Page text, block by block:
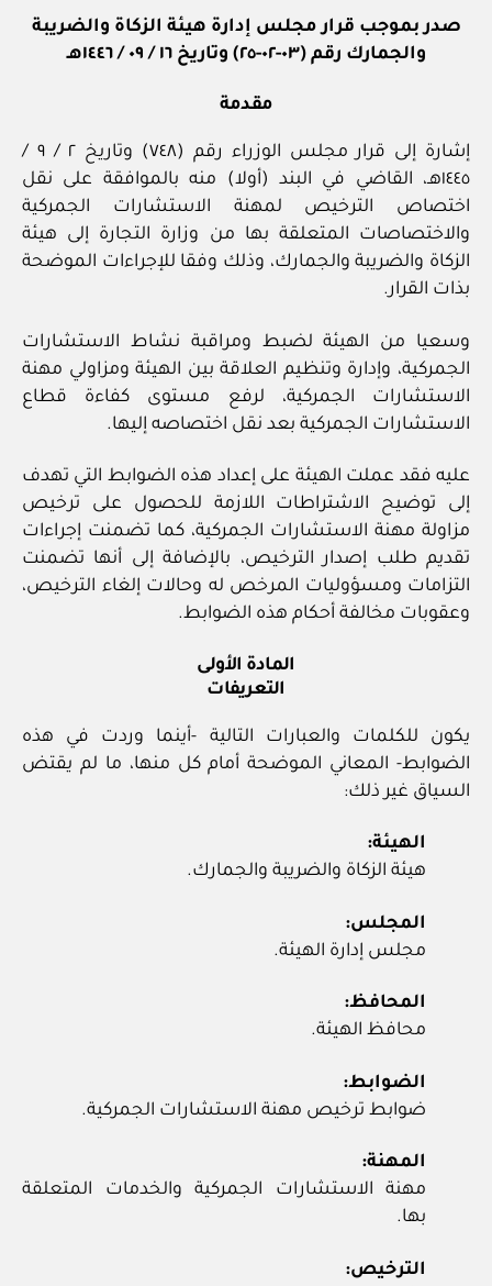
صدر بموجب قرار مجلس إدارة هيئة الزكاة والضريبة
والجمارك رقم (٠٣-٠٢-٢٥) وتاريخ ١٦ / ٠٩ / ١٤٤٦هـ
مقدمة
إشارة إلى قرار مجلس الوزراء رقم (٧٤٨) وتاريخ ٢ / ‏٩‏ /
١٤٤٥هـ، القاضي في البند (أولا) منه بالموافقة على نقل
اختصاص الترخيص لمهنة الاستشارات الجمركية
والاختصاصات المتعلقة بها من وزارة التجارة إلى هيئة
الزكاة والضريبة والجمارك، وذلك وفقا للإجراءات الموضحة
بذات القرار.
وسعيا من الهيئة لضبط ومراقبة نشاط الاستشارات
الجمركية، وإدارة وتنظيم العلاقة بين الهيئة ومزاولي مهنة
الاستشارات الجمركية، لرفع مستوى كفاءة قطاع
الاستشارات الجمركية بعد نقل اختصاصه إليها.
عليه فقد عملت الهيئة على إعداد هذه الضوابط التي تهدف
إلى توضيح الاشتراطات اللازمة للحصول على ترخيص
مزاولة مهنة الاستشارات الجمركية، كما تضمنت إجراءات
تقديم طلب إصدار الترخيص، بالإضافة إلى أنها تضمنت
التزامات ومسؤوليات المرخص له وحالات إلغاء الترخيص،
وعقوبات مخالفة أحكام هذه الضوابط.
المادة الأولى
التعريفات
يكون للكلمات والعبارات التالية ‏-أينما‏ وردت في هذه
الضوابط- المعاني الموضحة أمام كل منها، ما لم يقتض
السياق غير ذلك:
الهيئة:
هيئة الزكاة والضريبة والجمارك.
المجلس:
مجلس إدارة الهيئة.
المحافظ:
محافظ الهيئة.
الضوابط:
ضوابط ترخيص مهنة الاستشارات الجمركية.
المهنة:
مهنة الاستشارات الجمركية والخدمات المتعلقة
بها.
الترخيص: